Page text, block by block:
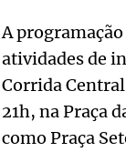
A
atividades de
Corrida
21h, na Praça
como Praça